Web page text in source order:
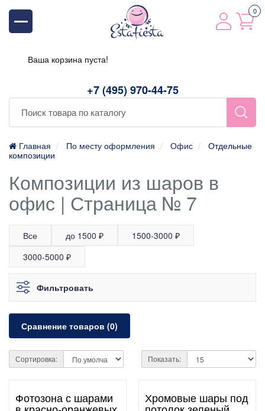
+7 (495) 970-44-75
0
Ваша корзина пуста!
Главная По месту оформления Офис
Отдельные
композиции
Композиции из шаров в
офис | Страница № 7
Все до 1500 ₽
1500-3000 ₽
3000-5000 ₽
Фильтровать
Сравнение товаров (0)
Сортировка: Показать:
Фотозона с шарами Хромовые шары под